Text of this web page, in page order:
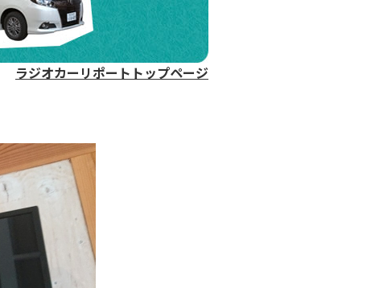
ラジオカーリポートトップページ